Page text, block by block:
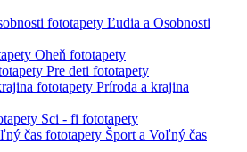
Ľudia a Osobnosti
Oheň fototapety
Pre deti fototapety
Príroda a krajina
Sci - fi fototapety
Šport a Voľný čas